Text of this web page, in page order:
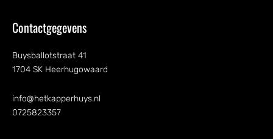
Contactgegevens
Buysballotstraat 41
1704 SK Heerhugowaard
info@hetkapperhuys.nl
0725823357